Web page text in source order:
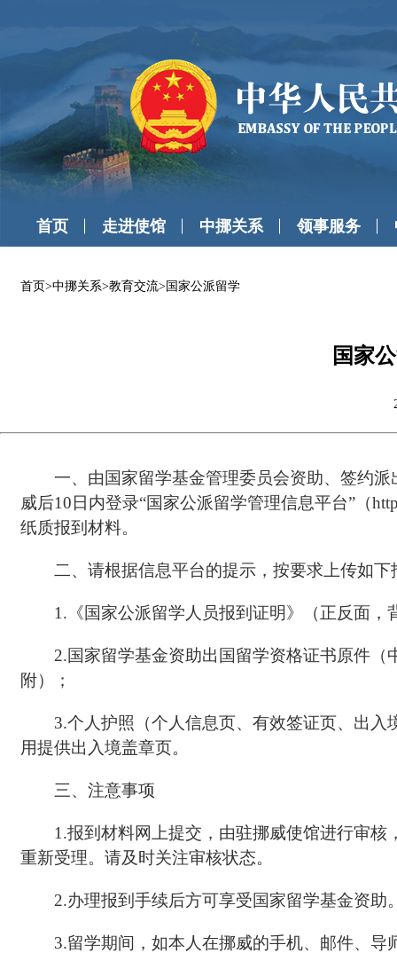
首页 走进使馆 中挪关系 领事服务
首页>中挪关系>教育交流>国家公派留学
国家
一、由国家留学基金管理委员会资助、签约
威后10日内登录“国家公派留学管理信息平台”（
纸质报到材料。
二、请根据信息平台的提示，按要求上传如
1.《国家公派留学人员报到证明》（正反面
2.国家留学基金资助出国留学资格证书原件
附）；
3.个人护照（个人信息页、有效签证页、出入
用提供出入境盖章页。
三、注意事项
1.报到材料网上提交，由驻挪威使馆进行审
重新受理。请及时关注审核状态。
2.办理报到手续后方可享受国家留学基金资助
3.留学期间，如本人在挪威的手机、邮件、